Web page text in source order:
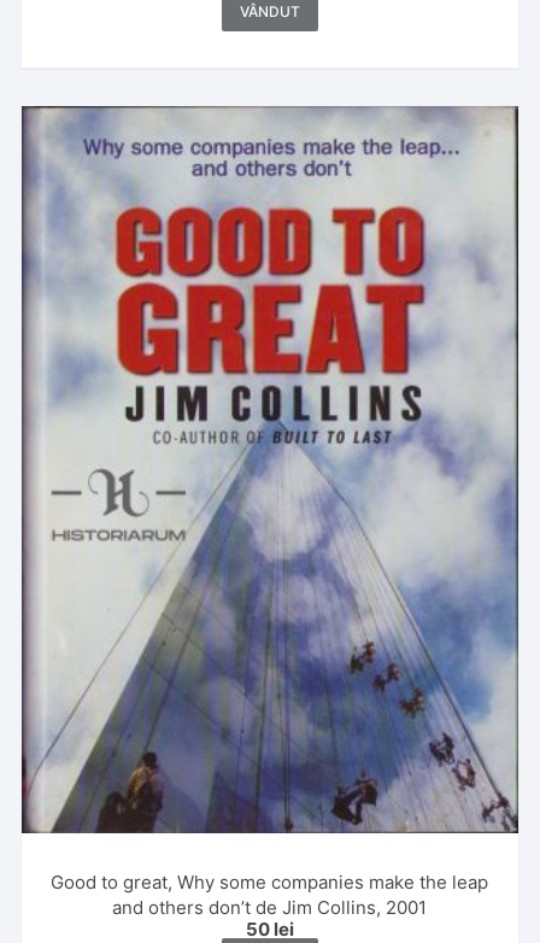
VÂNDUT
Good to great, Why some companies make the leap
and others don’t de Jim Collins, 2001
50 lei